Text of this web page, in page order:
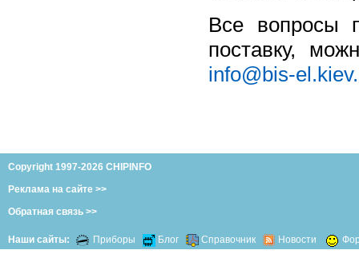
Все вопросы
поставку,
info@bis-
Copyright 1997-2026 CHIPINFO
Реклама на сайте >>
Обратная связь >>
Наши сайты: Приборы Блог Справочник Новости